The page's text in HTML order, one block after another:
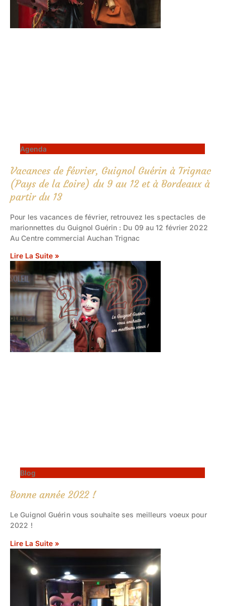
Agenda
Vacances de février, Guignol Guérin à Trignac
(Pays de la Loire) du 9 au 12 et à Bordeaux à
partir du 13
Pour les vacances de février, retrouvez les spectacles de
marionnettes du Guignol Guérin : Du 09 au 12 février 2022
Au Centre commercial Auchan Trignac
Lire La Suite »
Blog
Bonne année 2022 !
Le Guignol Guérin vous souhaite ses meilleurs voeux pour
2022 !
Lire La Suite »